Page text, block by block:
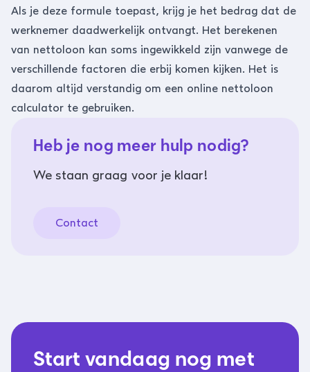
Als je deze formule toepast, krijg je het bedrag dat de
werknemer daadwerkelijk ontvangt. Het berekenen
van nettoloon kan soms ingewikkeld zijn vanwege de
verschillende factoren die erbij komen kijken. Het is
daarom altijd verstandig om een online nettoloon
calculator te gebruiken.
Heb je nog meer hulp nodig?
We staan graag voor je klaar!
Contact
Start vandaag nog met